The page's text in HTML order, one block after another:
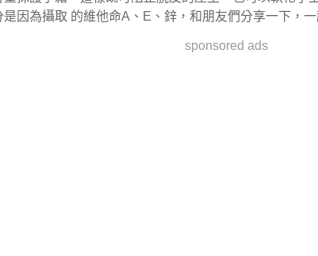
因為攝取 的維他命A、E、鋅，和朋友們分享一下，一
sponsored ads